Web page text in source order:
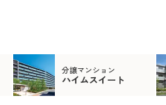
分譲マンション
ハイムスイート